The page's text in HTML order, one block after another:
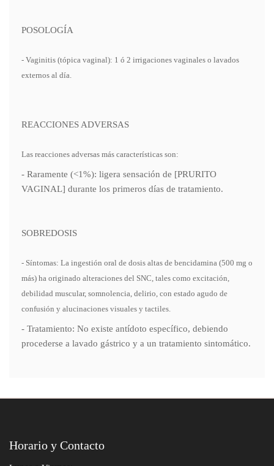
POSOLOGÍA
- Vaginitis (tópica vaginal): 1 ó 2 irrigaciones vaginales o lavados
externos al día.
REACCIONES ADVERSAS
Las reacciones adversas más características son:
- Raramente (<1%): ligera sensación de [PRURITO
VAGINAL] durante los primeros días de tratamiento.
SOBREDOSIS
- Síntomas: La ingestión oral de dosis altas de bencidamina (500 mg o
más) ha originado alteraciones del SNC, tales como excitación,
debilidad muscular, somnolencia, delirio, con estado agudo de
confusión y alucinaciones visuales y tactiles.
- Tratamiento: No existe antídoto específico, debiendo
procederse a lavado gástrico y a un tratamiento sintomático.
Horario y Contacto